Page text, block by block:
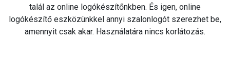
talál az online logókészítőnkben. És igen, online
logókészítő eszközünkkel annyi szalonlogót szerezhet be,
amennyit csak akar. Használatára nincs korlátozás.